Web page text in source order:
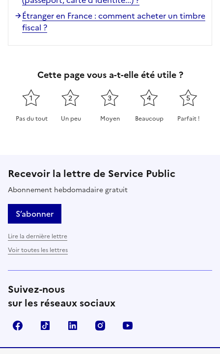
Étranger en France : comment acheter un timbre
fiscal ?
Cette page vous a-t-elle été utile ?
1
Pas du tout
2
Un peu
3
Moyen
4
Beaucoup
5
Parfait !
Recevoir la lettre de Service Public
Abonnement hebdomadaire gratuit
S’abonner
Lire la dernière lettre
Voir toutes les lettres
Suivez-nous
sur les réseaux sociaux
FacebookTikTok LinkedIn Instagram